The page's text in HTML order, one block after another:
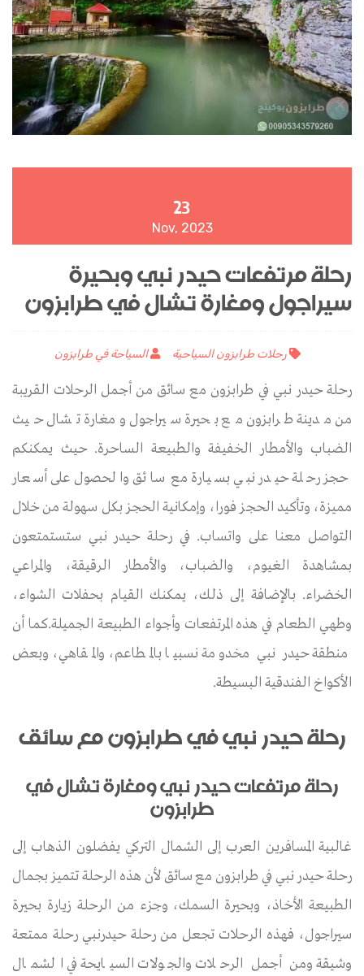
23
Nov, 2023
رحلة مرتفعات حيدر نبي وبحيرة
سيراجول ومغارة تشال في طرابزون
رحلات طرابزون السياحية السياحة في طرابزون
رحلة حيدر نبي في طرابزون مع سائق من أجمل الرحلات القريبة
من مدينة طرابزون مع بحيرة سيراجول ومغارة تشال حيث
الضباب والأمطار الخفيفة والطبيعة الساحرة. حيث يمكنكم
حجز رحلة حيدر نبي بسيارة مع سائق والحصول على أسعار
مميزة، وتأكيد الحجز فورا، وإمكانية الحجز بكل سهولة من خلال
التواصل معنا على واتساب. في رحلة حيدر نبي ستستمتعون
بمشاهدة الغيوم، والضباب، والأمطار الرقيقة، والمراعي
الخضراء. بالإضافة إلى ذلك، يمكنك القيام بحفلات الشواء،
وطهي الطعام في هذه المرتفعات وأجواء الطبيعة الجميلة.كما أن
منطقة حيدر نبي مخدومة نسبيا بالمطاعم، والمقاهي، وبعض
الأكواخ الفندقية البسيطة.
رحلة حيدر نبي في طرابزون مع سائق
رحلة مرتفعات حيدر نبي ومغارة تشال في
طرابزون
غالبية المسافرين العرب إلى الشمال التركي يفضلون الذهاب إلى
رحلة حيدر نبي في طرابزون مع سائق لأن هذه الرحلة تتميز بجمال
الطبيعة الأخاذ، وبحيرة السمك، وجزء من الرحلة زيارة بحيرة
سيراجول، فهذه الرحلات تجعل من رحلة حيدرنبي رحلة ممتعة
وشيقة ومن أجمل الرحلات والجولات السيايحة في الشمال